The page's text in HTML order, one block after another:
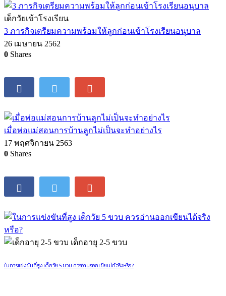
เด็กวัยเข้าโรงเรียน
3 ภารกิจเตรียมความพร้อมให้ลูกก่อนเข้าโรงเรียนอนุบาล
26 เมษายน 2562
0 Shares
เมื่อพ่อแม่สอนการบ้านลูกไม่เป็นจะทำอย่างไร
17 พฤศจิกายน 2563
0 Shares
เด็กอายุ 2-5 ขวบ
ในการแข่งขันที่สูง เด็กวัย 5 ขวบ ควรอ่านออกเขียนได้จริงหรือ?